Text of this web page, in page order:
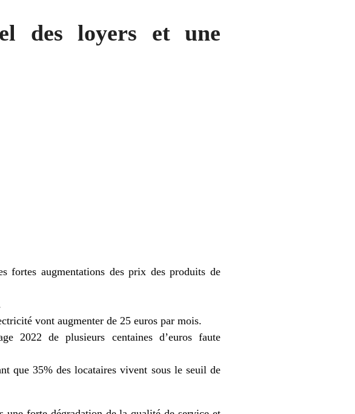
des loyers et une
fortes augmentations des prix des produits de
vont augmenter de 25 euros par mois.
2022 de plusieurs centaines d’euros faute
que 35% des locataires vivent sous le seuil de